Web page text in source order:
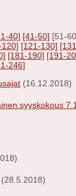
40] [41-50] [51-
120] [121-130]
[181-190] [191-
246]
(16.12.2018)
syyskokous
(28.5.2018)